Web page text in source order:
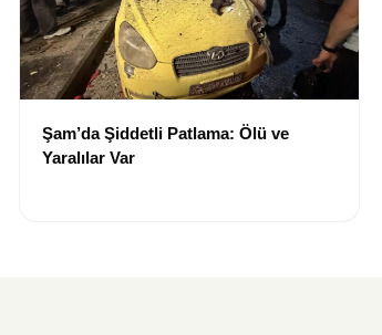
Şam’da Şiddetli Patlama: Ölü ve
Yaralılar Var